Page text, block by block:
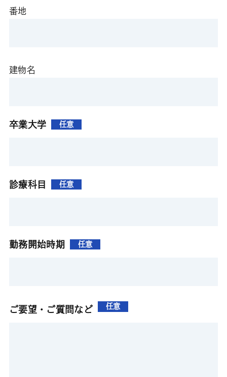
番地
建物名
卒業大学 任意
診療科目 任意
勤務開始時期 任意
ご要望・ご質問など 任意